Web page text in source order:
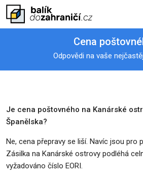
Cena
Odpovědi na vaše
Je cena poštovného na Kanárské
Španělska?
Ne, cena přepravy se liší. Navíc jsou pro
Zásilka na Kanárské ostrovy podléhá
vyžadováno číslo EORI.